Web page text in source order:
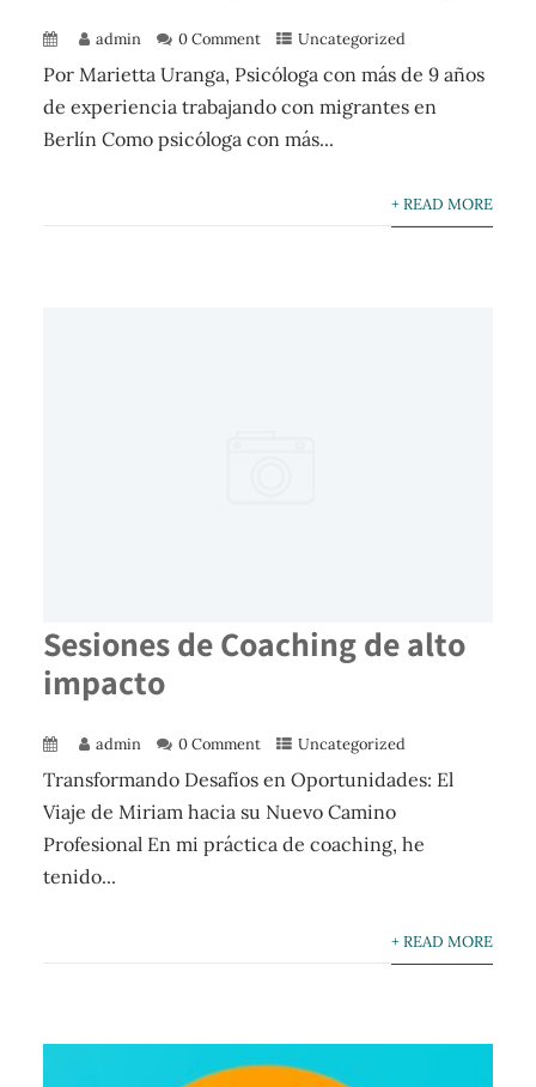
admin 0 Comment Uncategorized
Por Marietta Uranga, Psicóloga con más de 9 años
de experiencia trabajando con migrantes en
Berlín Como psicóloga con más...
+ READ MORE
Sesiones de Coaching de alto
impacto
admin 0 Comment Uncategorized
Transformando Desafíos en Oportunidades: El
Viaje de Miriam hacia su Nuevo Camino
Profesional En mi práctica de coaching, he
tenido...
+ READ MORE